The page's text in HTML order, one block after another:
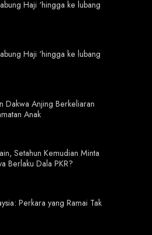
Haji ‘hingga ke lubang
Haji ‘hingga ke lubang
Dakwa Anjing Berkeliaran
Anak
Setahun Kemudian Minta
Berlaku Dala PKR?
Perkara yang Ramai Tak